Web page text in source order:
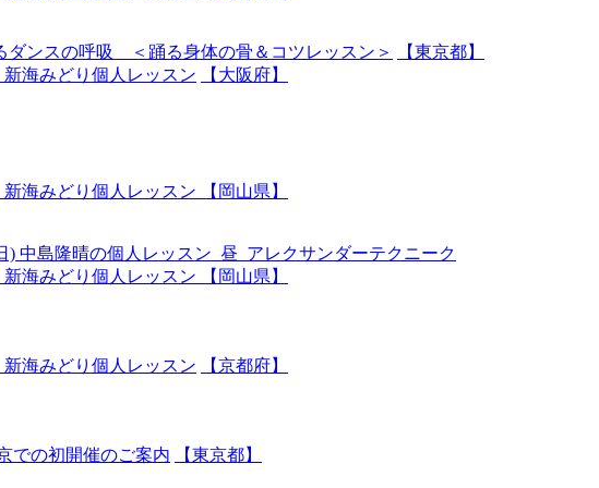
ンスの呼吸 ＜踊る身体の骨＆コツレッスン＞
【東京都】
新海みどり個人レッスン
【大阪府】
新海みどり個人レッスン 【岡山県】
) 中島隆晴の個人レッスン_昼_アレクサンダーテクニーク
新海みどり個人レッスン
【岡山県】
新海みどり個人レッスン 【京都府】
での初開催のご案内 【東京都】